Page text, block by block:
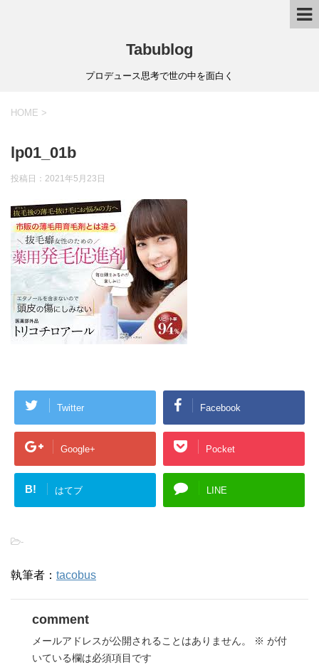
Tabublog
プロデュース思考で世の中を面白く
HOME >
lp01_01b
投稿日： 2021年5月23日
Twitter Facebook
Google+ Pocket
B! はてブ LINE
-
執筆者： tacobus
comment
メールアドレスが公開されることはありません。 ※ が付
いている欄は必須項目です